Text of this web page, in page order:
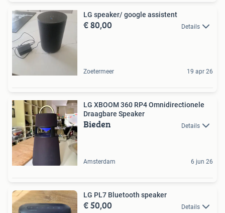
LG speaker/ google assistent
€ 80,00 Details
Zoetermeer 19 apr 26
LG XBOOM 360 RP4 Omnidirectionele
Draagbare Speaker
Bieden Details
Amsterdam 6 jun 26
LG PL7 Bluetooth speaker
€ 50,00 Details